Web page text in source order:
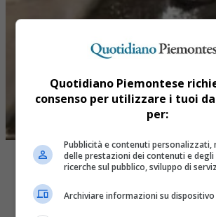
Quotidiano Piemontese
consenso per utilizzare i tuoi
per:
Pubblicità e contenuti personalizzati,
delle prestazioni dei contenuti e degli
ricerche sul pubblico, sviluppo di
Archiviare informazioni su